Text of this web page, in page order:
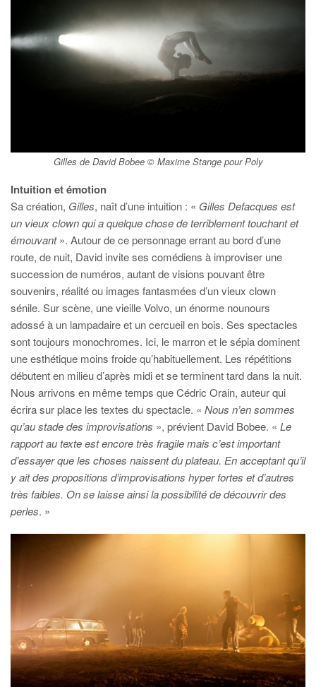
Gilles de David Bobee © Maxime Stange pour Poly
Intuition et émotion
Sa création, Gilles, naît d’une intuition : « Gilles Defacques est
un vieux clown qui a quelque chose de terriblement touchant et
émouvant». Autour de ce personnage errant au bord d’une
route, de nuit, David invite ses comédiens à improviser une
succession de numéros, autant de visions pouvant être
souvenirs, réalité ou images fantasmées d’un vieux clown
sénile. Sur scène, une vieille Volvo, un énorme nounours
adossé à un lampadaire et un cercueil en bois. Ses spectacles
sont toujours monochromes. Ici, le marron et le sépia dominent
une esthétique moins froide qu’habituellement. Les répétitions
débutent en milieu d’après midi et se terminent tard dans la nuit.
Nous arrivons en même temps que Cédric Orain, auteur qui
écrira sur place les textes du spectacle. « Nous n’en sommes
qu’au stade des improvisations », prévient David Bobee. « Le
rapport au texte est encore très fragile mais c’est important
d’essayer que les choses naissent du plateau. En acceptant qu’il
y ait des propositions d’improvisations hyper fortes et d’autres
très faibles. On se laisse ainsi la possibilité de découvrir des
perles. »